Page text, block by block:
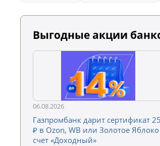
Выгодные акции
06.08.2026
Газпромбанк дарит сертификат
₽ в Ozon, WB или Золотое Яблоко
счет «Доходный»